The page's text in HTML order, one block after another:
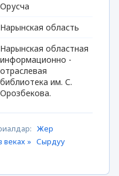
Орусча
Нарынская область
Нарынская областная
информационно -
отраслевая
библиотека им. С.
Орозбекова.
Жер
веках » Сырдуу